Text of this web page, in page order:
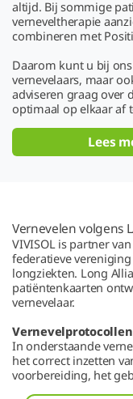
altijd. Bij sommige
verneveltherapie
combineren met
Daarom kunt u bij
vernevelaars, maar
adviseren graag over
optimaal op elkaar af
Lees
Vernevelen volgens
VIVISOL is partner
federatieve
longziekten. Long
patiëntenkaarten
vernevelaar.
Vernevelprotocollen
In onderstaande
het correct inzetten
voorbereiding, het